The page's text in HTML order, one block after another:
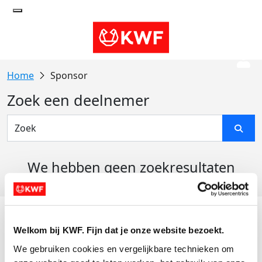
Welkom bij KWF. Fijn dat je onze website bezoekt.
We gebruiken cookies en vergelijkbare technieken om
Sponsor
Zoek een deelnemer
We hebben geen zoekresultaten
Actiematerialen
Evenementen